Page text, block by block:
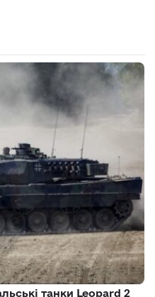
танки Leopard 2